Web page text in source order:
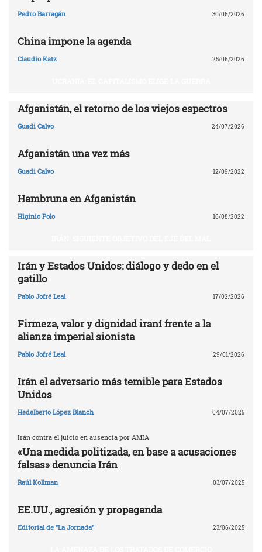
Pedro Barragán 30/06/2026
China impone la agenda
Claudio Katz 25/06/2026
Afganistán, el retorno de los viejos espectros
Guadi Calvo 24/07/2026
Afganistán una vez más
Guadi Calvo 12/09/2022
Hambruna en Afganistán
Higinio Polo 16/08/2022
Irán y Estados Unidos: diálogo y dedo en el
gatillo
Pablo Jofré Leal 17/02/2026
Firmeza, valor y dignidad iraní frente a la
alianza imperial sionista
Pablo Jofré Leal 29/01/2026
Irán el adversario más temible para Estados
Unidos
Hedelberto López Blanch 04/07/2025
Irán contra el juicio en ausencia por AMIA
«Una medida politizada, en base a acusaciones
falsas» denuncia Irán
Raúl Kollman 03/07/2025
EE.UU., agresión y propaganda
Editorial de "La Jornada" 23/06/2025